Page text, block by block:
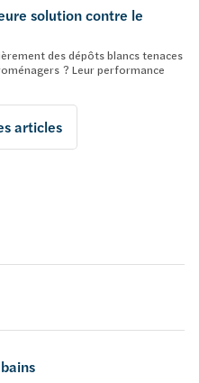
solution contre le
des dépôts blancs tenaces
? Leur performance
articles